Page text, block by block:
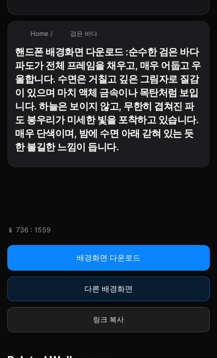
Home / 검은 바다
핸드폰 배경화면 다운로드 :순수한 검은 바다
파도가 전체 프레임을 채우고, 매우 어둡고 우
울합니다. 수면은 거칠고 깊은 그림자로 질감
이 있으며 마치 액체 금속이나 목탄처럼 보입
니다. 하늘은 보이지 않고, 무한히 겹쳐진 파
도 봉우리가 미세한 빛을 포착하고 있습니다.
매우 단색이며, 밤에 수면 아래 갇혀 있는 듯
한 불길한 느낌이 듭니다.
📱 736 : 1559
배경화면 다운로드
다른 배경화면
링크 복사